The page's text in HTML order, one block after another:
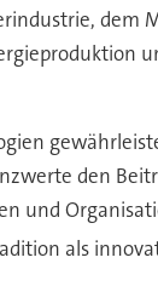
dem
den
und
als